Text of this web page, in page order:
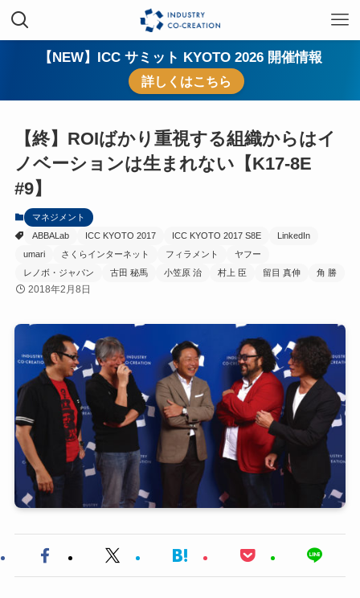
【NEW】ICC サミット KYOTO 2026 開催情報
詳しくはこちら
【終】ROIばかり重視する組織からはイ
ノベーションは生まれない【K17-8E
#9】
マネジメント
ABBALab
ICC KYOTO 2017 ICC KYOTO 2017 S8E
LinkedIn
umari
さくらインターネット フィラメント
ヤフー
レノボ・ジャパン
古田 秘馬 小笠原 治 村上 臣 留目 真伸 角 勝
2018年2月8日